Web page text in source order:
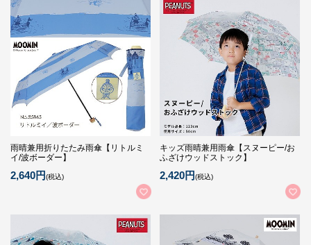
雨晴兼用折りたたみ雨傘【リトルミ
イ/波ボーダー】
2,640円(税込)
キッズ雨晴兼用雨傘【スヌーピー/お
ふざけウッドストック】
2,420円(税込)